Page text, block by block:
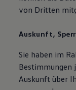
von Dritten
Auskunft,
Sie haben im
Bestimmungen
Auskunft über